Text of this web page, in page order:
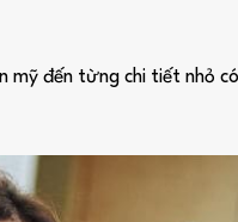
đến từng chi tiết nhỏ